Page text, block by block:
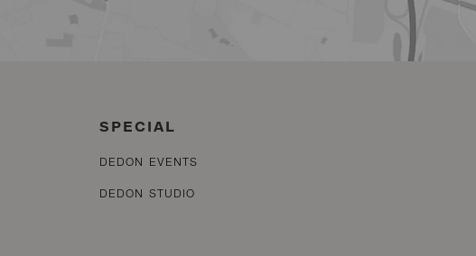
SPECIAL
DEDON EVENTS
DEDON STUDIO